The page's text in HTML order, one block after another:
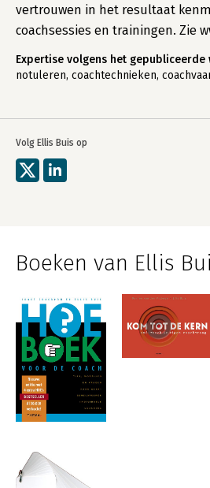
Volg Ellis Buis op
vertrouwen in het resultaat
coachsessies en trainingen. Zie
Expertise volgens het gepubliceerde
notuleren, coachtechnieken,
Boeken van Ellis